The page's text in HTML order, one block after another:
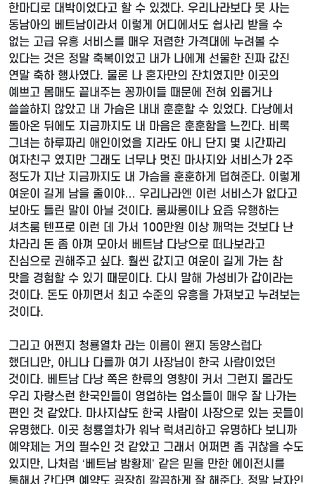
한마디로 대박이었다고 할 수 있겠다. 우리나라보다 못 사는
동남아의 베트남이라서 이렇게 어디에서도 쉽사리 받을 수
없는 고급 유흥 서비스를 매우 저렴한 가격대에 누려볼 수
있다는 것은 정말 축복이었고 내가 나에게 선물한 진짜 값진
연말 축하 행사였다. 물론 나 혼자만의 잔치였지만 이곳의
예쁘고 몸매도 끝내주는 꽁까이들 때문에 전혀 외롭거나
쓸쓸하지 않았고 내 가슴은 내내 훈훈할 수 있었다. 다낭에서
돌아온 뒤에도 지금까지도 내 마음은 훈훈함을 느낀다. 비록
그녀는 하루짜리 애인이었을 지라도 아니 단지 몇 시간짜리
여자친구 였지만 그래도 너무나 멋진 마사지와 서비스가 2주
정도가 지난 지금까지도 내 가슴을 훈훈하게 덥혀준다. 이렇게
여운이 길게 남을 줄이야… 우리나라엔 이런 서비스가 없다고
보아도 틀린 말이 아닐 것이다. 룸싸롱이나 요즘 유행하는
셔츠룸 텐프로 이런 데 가서 100만원 이상 깨먹는 것보다 난
차라리 돈 좀 아껴 모아서 베트남 다낭으로 떠나보라고
진심으로 권해주고 싶다. 훨씬 값지고 여운이 길게 가는 참
맛을 경험할 수 있기 때문이다. 다시 말해 가성비가 갑이라는
것이다. 돈도 아끼면서 최고 수준의 유흥을 가져보고 누려보는
것이다.
그리고 어쩐지 청룡열차 라는 이름이 왠지 동양스럽다
했더니만, 아니나 다를까 여기 사장님이 한국 사람이었던
것이다. 베트남 다낭 쪽은 한류의 영향이 커서 그런지 몰라도
우리 자랑스런 한국인들이 영업하는 업소들이 매우 잘 나가는
편인 것 같았다. 마사지샵도 한국 사람이 사장으로 있는 곳들이
유명했다. 이곳 청룡열차가 워낙 럭셔리하고 유명하다 보니까
예약제는 거의 필수인 것 같았고 그래서 어쩌면 좀 귀찮을 수도
있지만, 나처럼 ‘베트남 밤황제’ 같은 믿을 만한 에이전시를
통해서 간다면 예약도 굉장히 깔끔하게 잘 해준다. 정말 남자인